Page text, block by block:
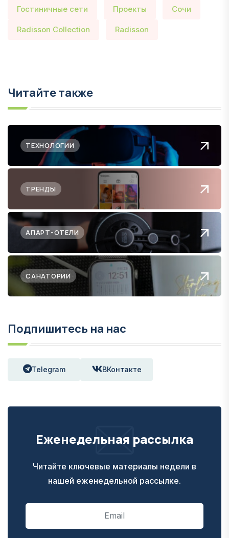
Гостиничные сети Проекты Сочи
Radisson Collection Radisson
Читайте также
ТЕХНОЛОГИИ
ТРЕНДЫ
АПАРТ-ОТЕЛИ
САНАТОРИИ
Подпишитесь на нас
Telegram ВКонтакте
Еженедельная рассылка
Читайте ключевые материалы недели в
нашей еженедельной рассылке.